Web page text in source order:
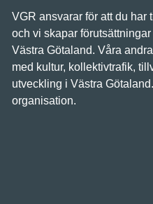
VGR ansvarar för att du har
och vi skapar
Västra Götaland. Våra
med kultur, kollektivtrafik,
utveckling i Västra
organisation.